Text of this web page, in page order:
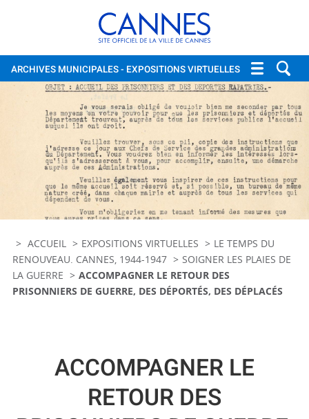
Cannes, site officiel de la
ARCHIVES MUNICIPALES- EXPOSITIONS VIRTUELLES
ACCUEIL EXPOSITIONS VIRTUELLES
LE TEMPS DU
RENOUVEAU. CANNES, 1944-1947
SOIGNER LES PLAIES DE
LA GUERRE
ACCOMPAGNER LE RETOUR DES
PRISONNIERS DE GUERRE, DES DÉPORTÉS, DES DÉPLACÉS
ACCOMPAGNER LE
RETOUR DES